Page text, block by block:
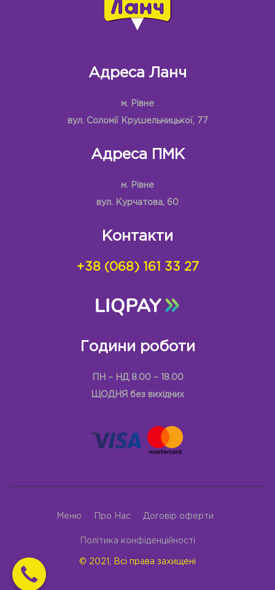
Адреса Ланч
м. Рівне
вул. Соломії Крушельницької, 77
Адреса ПМК
м. Рівне
вул. Курчатова, 60
Контакти
+38 (068) 161 33 27
Години роботи
ПН – НД 8.00 – 18.00
ЩОДНЯ без вихідних
Меню Про Нас Договір оферти
Політика конфіденційності
© 2021, Всі права захищені